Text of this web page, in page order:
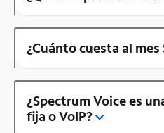
¿Cuánto cuesta al
¿Spectrum Voice es
fija o VoIP?